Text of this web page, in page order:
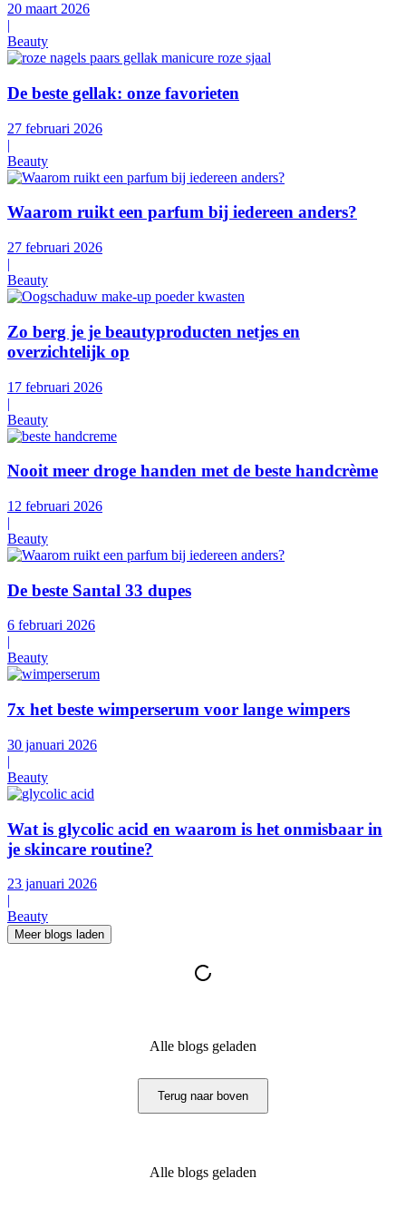
20 maart 2026
|
Beauty
De beste gellak: onze favorieten
27 februari 2026
|
Beauty
Waarom ruikt een parfum bij iedereen anders?
27 februari 2026
|
Beauty
Zo berg je je beautyproducten netjes en
overzichtelijk op
17 februari 2026
|
Beauty
Nooit meer droge handen met de beste handcrème
12 februari 2026
|
Beauty
De beste Santal 33 dupes
6 februari 2026
|
Beauty
7x het beste wimperserum voor lange wimpers
30 januari 2026
|
Beauty
Wat is glycolic acid en waarom is het onmisbaar in
je skincare routine?
23 januari 2026
|
Beauty
Meer blogs laden
Alle blogs geladen
Terug naar boven
Alle blogs geladen